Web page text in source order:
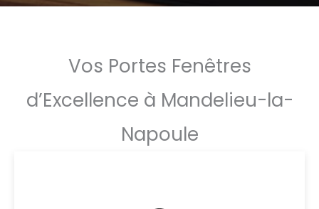
Vos Portes Fenêtres
d’Excellence à Mandelieu-la-
Napoule